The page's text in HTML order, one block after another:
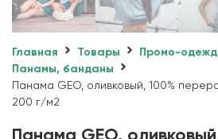
Главная Товары
Промо-
Панамы, банданы
Панама GEO, оливковый, 100%
200 г/м2